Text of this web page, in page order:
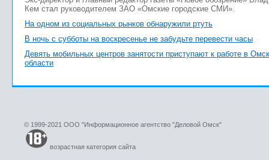
Кем стал руководителем ЗАО «Омские городские СМИ».
На одном из социальных рынков обнаружили ртуть
В ночь с субботы на воскресенье не забудьте перевести часы
Девять мобильных центров занятости приступают к работе в
области
© 1999-2021 ООО "Информационное агентство "Деловой Омск"
возрастная категория сайта